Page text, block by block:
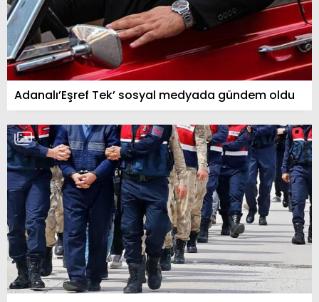
Adanalı’Eşref Tek’ sosyal medyada gündem oldu